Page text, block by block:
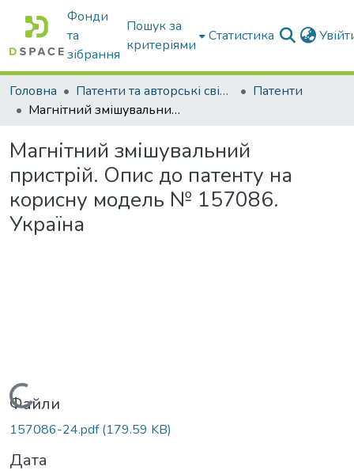
Фонди
та
зібрання
Пошук за
критеріями
Статистика
Головна Патенти та авторські свідоцтва
Патенти
Магнітний змішувальний пристрій. Опис до патенту на корисну модель № 157086. Україна
Магнітний змішувальний
пристрій. Опис до патенту на
корисну модель № 157086.
Україна
Вантажиться...
Файли
157086-24.pdf(179.59 KB)
Дата